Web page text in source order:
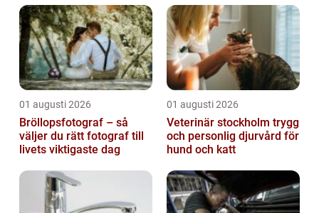
01 augusti 2026
Bröllopsfotograf – så
väljer du rätt fotograf till
livets viktigaste dag
01 augusti 2026
Veterinär stockholm trygg
och personlig djurvård för
hund och katt